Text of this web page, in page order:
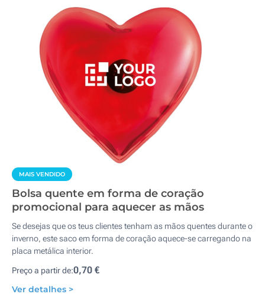
MAIS VENDIDO
Bolsa quente em forma de coração
promocional para aquecer as mãos
Se desejas que os teus clientes tenham as mãos quentes durante o
inverno, este saco em forma de coração aquece-se carregando na
placa metálica interior.
Preço a partir de:0,70 €
Ver detalhes >